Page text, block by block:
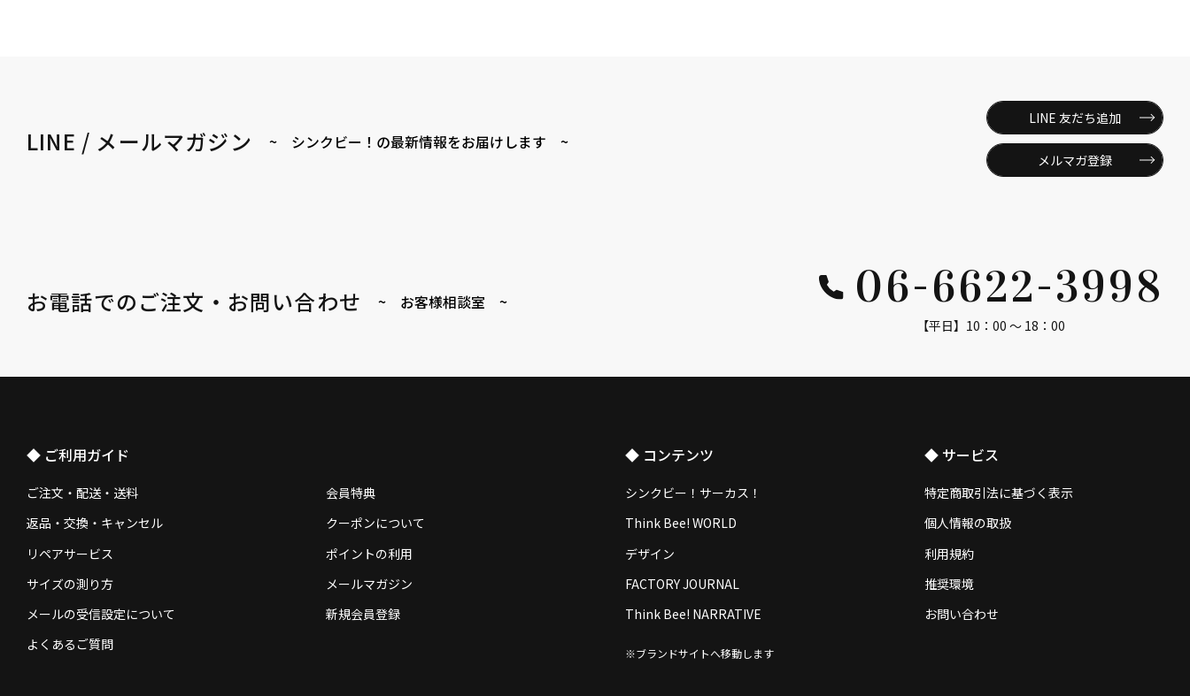
LINE / メールマガジン ~ シンクビー！の最新情報をお届けします ~
LINE 友だち追加
メルマガ登録
お電話でのご注文・お問い合わせ ~ お客様相談室 ~ 06-6622-3998
【平日】10：00 ～ 18：00
◆ ご利用ガイド
ご注文・配送・送料
返品・交換・キャンセル
リペアサービス
サイズの測り方
メールの受信設定について
よくあるご質問
会員特典
クーポンについて
ポイントの利用
メールマガジン
新規会員登録
◆ コンテンツ
シンクビー！サーカス！
Think Bee! WORLD
デザイン
FACTORY JOURNAL
Think Bee! NARRATIVE
※ブランドサイトへ移動します
◆ サービス
特定商取引法に基づく表示
個人情報の取扱
利用規約
推奨環境
お問い合わせ